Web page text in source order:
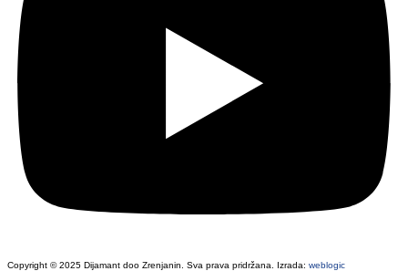
Copyright © 2025 Dijamant doo Zrenjanin. Sva prava pridržana. Izrada: weblogic